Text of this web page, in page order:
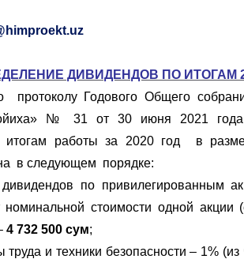
ДИВИДЕНДОВ ПО ИТОГАМ
протоколу Годового Общего
№ 31 от 30 июня 2021 года
итогам работы за 2020 год в
в следующем порядке:
по привилегированным
стоимости одной акции
4 732 500 сум;
и техники безопасности – 1%